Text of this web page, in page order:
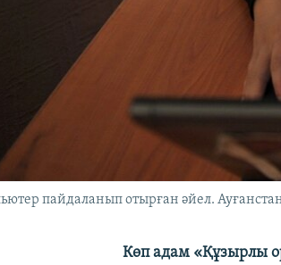
пайдаланып отырған әйел.
Көп адам «Құзырлы